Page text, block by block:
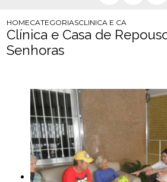
HOMECATEGORIASCLINICA E CASA DE
Clínica e Casa de
Senhoras